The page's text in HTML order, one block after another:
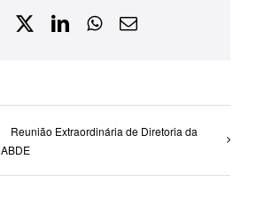
Facebook
X LinkedInWhatsApp
E-
Reunião Extraordinária de Diretoria da
ABDE